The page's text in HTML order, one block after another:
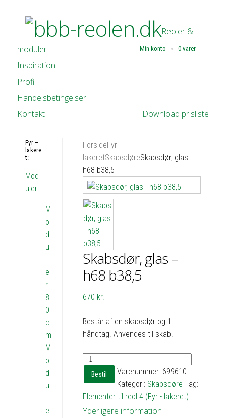
Min konto 0 varer
Reoler &
moduler
Inspiration
Profil
Handelsbetingelser
Download prisliste
Kontakt
ForsideFyr -
lakeretSkabsdøreSkabsdør, glas –
h68 b38,5
Skabsdør, glas –
h68 b38,5
670 kr.
Består af en skabsdør og 1
håndtag. Anvendes til skab.
Skabsdør,
glas
-
h68
b38,5
Bestil Varenummer: 699610
Kategori: Skabsdøre Tag:
Elementer til reol 4 (Fyr - lakeret)
Yderligere information
Fyr –
lakere
t:
Mod
uler
M
o
d
u
l
e
r
8
0
c
m
M
o
d
u
l
e